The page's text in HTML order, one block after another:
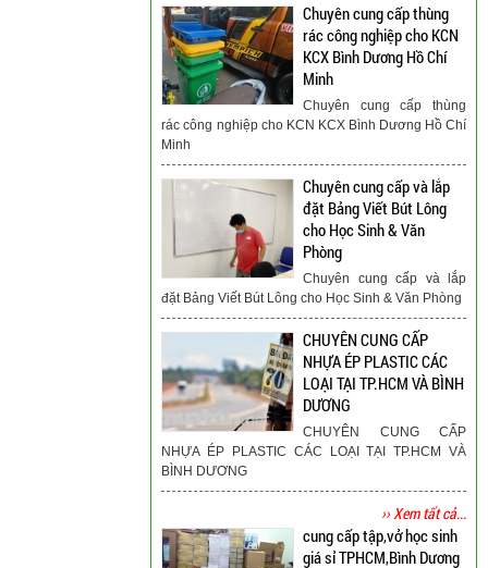
Chuyên cung cấp thùng
rác công nghiệp cho KCN
KCX Bình Dương Hồ Chí
Minh
Chuyên cung cấp thùng
rác công nghiệp cho KCN KCX Bình Dương Hồ Chí
Minh
Chuyên cung cấp và lắp
đặt Bảng Viết Bút Lông
cho Học Sinh & Văn
Phòng
Chuyên cung cấp và lắp
đặt Bảng Viết Bút Lông cho Học Sinh & Văn Phòng
CHUYÊN CUNG CẤP
NHỰA ÉP PLASTIC CÁC
LOẠI TẠI TP.HCM VÀ BÌNH
DƯƠNG
CHUYÊN CUNG CẤP
NHỰA ÉP PLASTIC CÁC LOẠI TẠI TP.HCM VÀ
BÌNH DƯƠNG
›› Xem tất cả...
cung cấp tập,vở học sinh
giá sỉ TPHCM,Bình Dương